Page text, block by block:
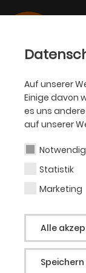
Auf unserer
Einige davon
es uns
auf unserer
Notwendig
Statistik
Marketing
Alle
Das Theater
Sparten-
Schauspiel,
große
Theater als
an Kunst